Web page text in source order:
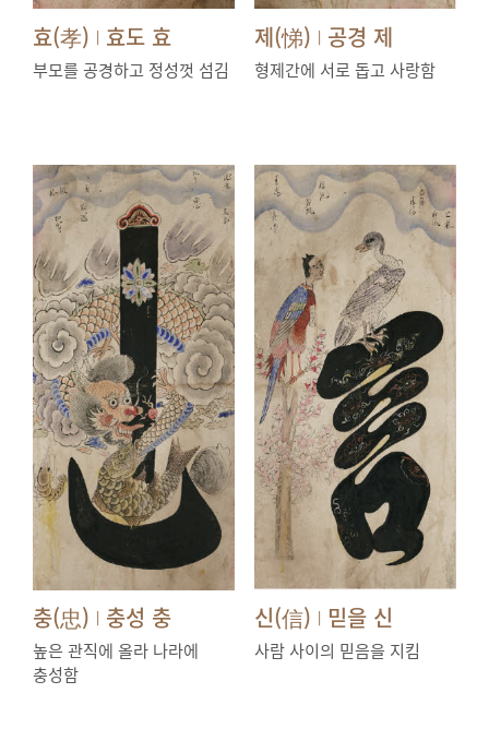
효(孝) | 효도 효
부모를 공경하고 정성껏 섬김
제(悌) | 공경 제
형제간에 서로 돕고 사랑함
충(忠) | 충성 충
높은 관직에 올라 나라에
충성함
신(信) | 믿을 신
사람 사이의 믿음을 지킴